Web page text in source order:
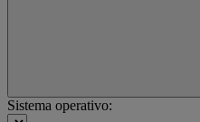
Sistema operativo: